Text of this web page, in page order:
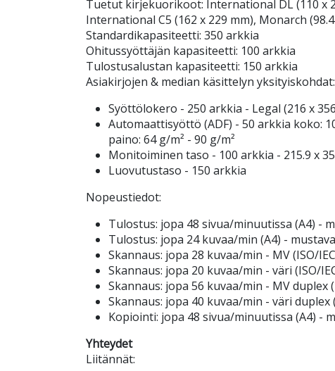
Tuetut kirjekuorikoot: International DL (110 x
International C5 (162 x 229 mm), Monarch
Standardikapasiteetti: 350 arkkia
Ohitussyöttäjän kapasiteetti: 100 arkkia
Tulostusalustan kapasiteetti: 150 arkkia
Asiakirjojen & median käsittelyn yksityiskohdat:
Syöttölokero - 250 arkkia - Legal (216 x
Automaattisyöttö (ADF) - 50 arkkia koko:
paino: 64 g/m² - 90 g/m²
Monitoiminen taso - 100 arkkia - 215.9 x
Luovutustaso - 150 arkkia
Nopeustiedot:
Tulostus: jopa 48 sivua/minuutissa (A4) -
Tulostus: jopa 24 kuvaa/min (A4) -
Skannaus: jopa 28 kuvaa/min - MV (ISO/
Skannaus: jopa 20 kuvaa/min - väri (ISO/
Skannaus: jopa 56 kuvaa/min - MV duplex
Skannaus: jopa 40 kuvaa/min - väri duplex
Kopiointi: jopa 48 sivua/minuutissa (A4) -
Yhteydet
Liitännät: